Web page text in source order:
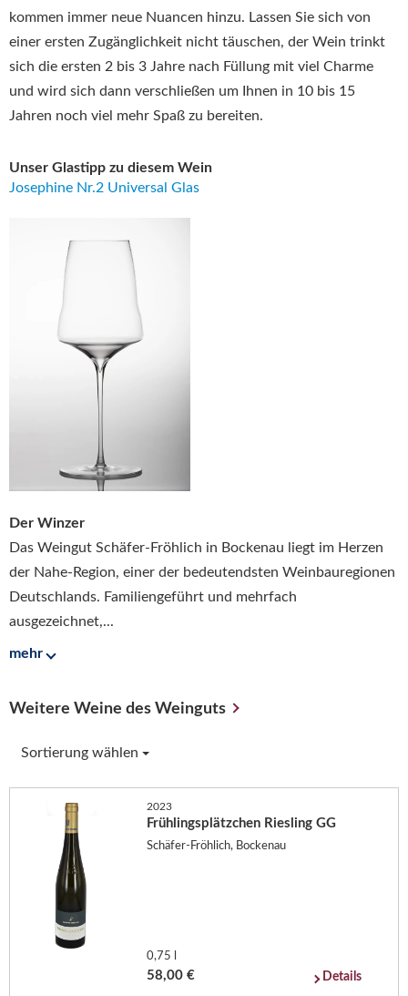
kommen immer neue Nuancen hinzu. Lassen Sie sich von
einer ersten Zugänglichkeit nicht täuschen, der Wein trinkt
sich die ersten 2 bis 3 Jahre nach Füllung mit viel Charme
und wird sich dann verschließen um Ihnen in 10 bis 15
Jahren noch viel mehr Spaß zu bereiten.
Unser Glastipp zu diesem Wein
Josephine Nr.2 Universal Glas
Der Winzer
Das Weingut Schäfer-Fröhlich in Bockenau liegt im Herzen
der Nahe-Region, einer der bedeutendsten Weinbauregionen
Deutschlands. Familiengeführt und mehrfach
ausgezeichnet,...
mehr
Weitere Weine des Weinguts
Sortierung wählen
2023
Frühlingsplätzchen Riesling GG
Schäfer-Fröhlich, Bockenau
0,75 l
58,00 € Details